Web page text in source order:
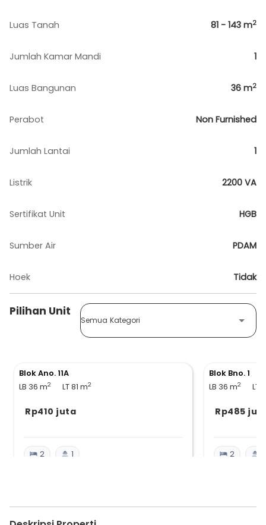
Luas Tanah 81 - 143 m2
Jumlah Kamar Mandi 1
Luas Bangunan 36 m2
Perabot Non Furnished
Jumlah Lantai 1
Listrik 2200 VA
Sertifikat Unit HGB
Sumber Air PDAM
Hoek Tidak
Pilihan Unit
Semua Kategori
Blok Ano. 11A
LB 36 m2 LT 81 m2
Rp410 juta
2 1
Blok Bno. 1
LB 36 m2 LT
Rp485
2